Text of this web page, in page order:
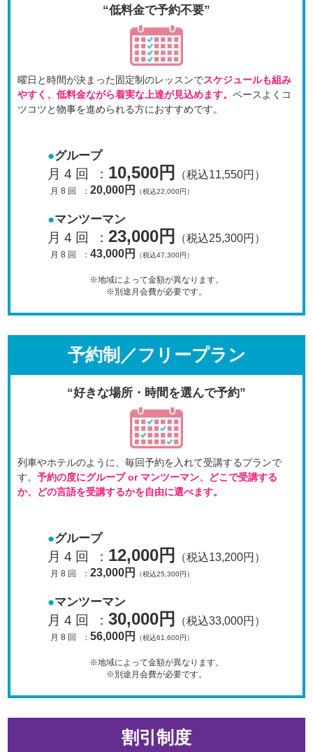
“低料金で予約不要”
曜日と時間が決まった固定制のレッスンでスケジュールも組み
やすく、低料金ながら着実な上達が見込めます。 ペースよくコ
ツコツと物事を進められる方におすすめです。
グループ
月 4 回 ： 10,500円 （税込11,550円）
月 8 回 ：20,000円 （税込22,000円）
マンツーマン
月 4 回 ： 23,000円 （税込25,300円）
月 8 回 ：43,000円 （税込47,300円）
※地域によって金額が異なります。
※別途月会費が必要です。
予約制／フリープラン
“好きな場所・時間を選んで予約”
列車やホテルのように、毎回予約を入れて受講するプランで
す。 予約の度にグループ or マンツーマン、
どこで受講する
か、どの言語を受講するかを自由に選べます。
グループ
月 4 回 ： 12,000円 （税込13,200円）
月 8 回 ：23,000円 （税込25,300円）
マンツーマン
月 4 回 ： 30,000円 （税込33,000円）
月 8 回 ：56,000円 （税込61,600円）
※地域によって金額が異なります。
※別途月会費が必要です。
割引制度